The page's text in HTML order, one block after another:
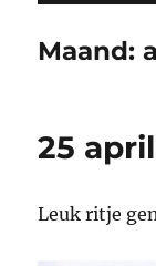
Maand:
25
Leuk ritje